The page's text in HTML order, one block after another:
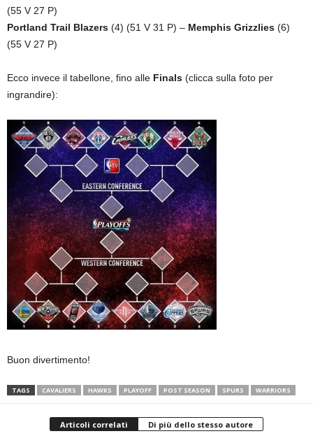
(55 V 27 P)
Portland Trail Blazers (4) (51 V 31 P) – Memphis Grizzlies (6)
(55 V 27 P)
Ecco invece il tabellone, fino alle Finals (clicca sulla foto per
ingrandire):
Buon divertimento!
TAGS CAVALIERS HAWKS PLAYOFF POST SEASON SPURS WARRIORS
Articoli correlati Di più dello stesso autore